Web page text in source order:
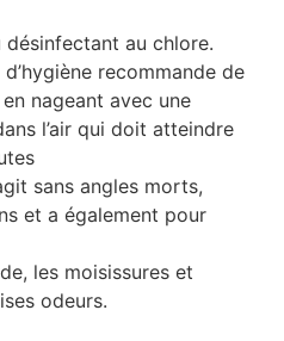
au chlore.
recommande de
nageant avec une
l’air qui doit atteindre
sans angles morts,
et a également pour
les moisissures et
odeurs.